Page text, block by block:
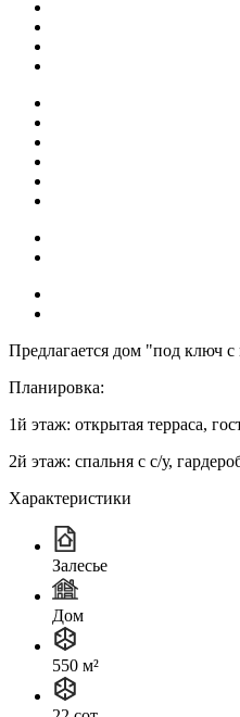
Предлагается дом "под ключ
Планировка:
1й этаж: открытая терраса,
2й этаж: спальня с с/у,
Характеристики
Залесье
Дом
550 м²